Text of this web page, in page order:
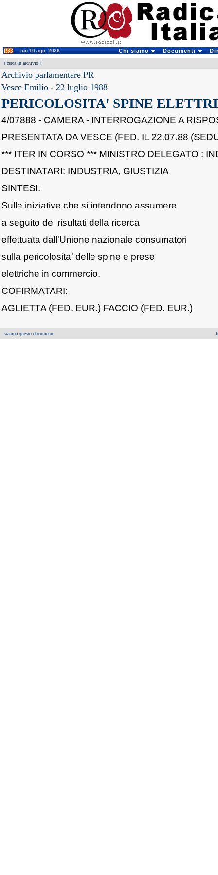
lun 10 ago. 2026 Chi siamo Documenti
[ cerca in archivio ]
Archivio parlamentare PR
Vesce Emilio - 22 luglio 1988
PERICOLOSITA' SPINE
4/07888 - CAMERA - INTERROGAZIONE A
PRESENTATA DA VESCE (FED. IL 22.07.88
*** ITER IN CORSO *** MINISTRO DELEGATO :
DESTINATARI: INDUSTRIA, GIUSTIZIA
SINTESI:
Sulle iniziative che si intendono assumere
a seguito dei risultati della ricerca
effettuata dall'Unione nazionale consumatori
sulla pericolosita' delle spine e prese
elettriche in commercio.
COFIRMATARI:
AGLIETTA (FED. EUR.) FACCIO (FED. EUR.)
stampa questo documento